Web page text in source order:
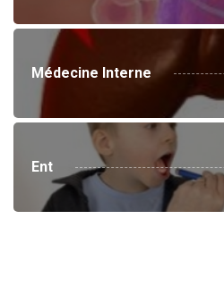
Médecine Interne
Ent